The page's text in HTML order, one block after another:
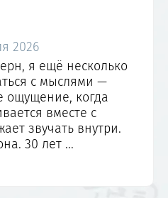
театр
мимо, и всё
И о Свершилось Чудо,
вечер я
театр и
...